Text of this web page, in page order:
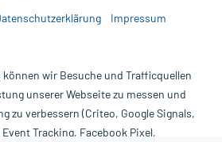
durch einen Arzt. Bitte
können. | Diese Webseite benutzt
Sie bitte dazu die wichtigen Hinweise in
Für den Widerruf einer Bestellung
Impressum
wir Besuche und Trafficquellen
unserer Webseite zu messen und
zu verbessern (Criteo, Google Signals,
Tracking, Facebook Pixel,